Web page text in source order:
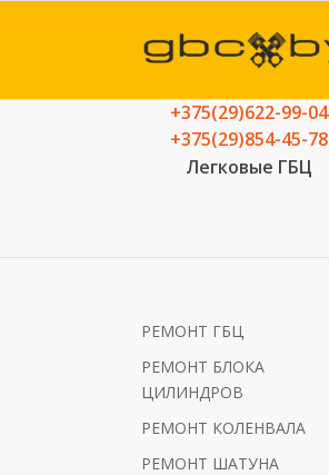
+375(29)622-99-04
+375(29)854-45-78
Легковые ГБЦ
РЕМОНТ ГБЦ
РЕМОНТ БЛОКА
ЦИЛИНДРОВ
РЕМОНТ КОЛЕНВАЛА
РЕМОНТ ШАТУНА